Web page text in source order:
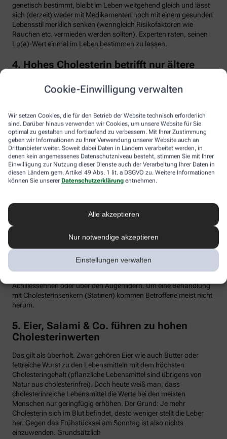
Cookie-Einwilligung verwalten
Wir setzen Cookies, die für den Betrieb der Website technisch erforderlich
sind. Darüber hinaus verwenden wir Cookies, um unsere Website für Sie
optimal zu gestalten und fortlaufend zu verbessern. Mit Ihrer Zustimmung
geben wir Informationen zu Ihrer Verwendung unserer Website auch an
Drittanbieter weiter. Soweit dabei Daten in Ländern verarbeitet werden, in
denen kein angemessenes Datenschutzniveau besteht, stimmen Sie mit Ihrer
Einwilligung zur Nutzung dieser Dienste auch der Verarbeitung Ihrer Daten in
diesen Ländern gem. Artikel 49 Abs. 1 lit. a DSGVO zu. Weitere Informationen
können Sie unserer Datenschutzerklärung entnehmen.
Alle akzeptieren
Nur notwendige akzeptieren
Einstellungen verwalten
genetisch bestimmt, bleibt im Leben weitgehend gleich und lässt
sich (derzeit) weder mit Medikamenten noch mit einem gesunden
Lebensstil merklich senken (wenngleich Risikofaktoren wie
Rauchen etc. vermieden werden sollten). Experten raten, seinen
Lp(a)-Wert einmal im Leben bestimmen zu lassen.
4. Hohes Cholesterin betrifft nur ältere
Falsch. Zwar steigt das Risiko für erhöhte Cholesterinwerte mit
Hypercholesterinämie (FH) haben jedoch schon von Geburt an
erhöhte Blutfettwerte. Bei der erblich bedingten
Stoffwechselerkrankung sammelt sich durch einen Gendefekt
sehr viel LDL-Cholesterin im Blut an (über 190 bis 500 mg/dl) und
lagert sich an den Wänden der Arterien und Venen ab. Betroffene
entwickeln oft schon im jungen Erwachsenenalter eine
Arteriosklerose.
bis zur Menopause durch Hormone besser geschützt, bei ihnen
sind es rund 30 Prozent bis zum Alter von 60 Jahren. Die familiäre
Hypercholesterinämie kommt bei etwa einer von 300 Personen
vor. Sind in der Familie Fälle von frühen Herzinfarkten, Stents oder
Bypass-Operationen bekannt, sollte man sein Cholesterin
dringend überprüfen lassen. Anzeichen können auch gelbliche
Achillessehnen oder über den Augenlidern. Um eine Behandlung
mit Cholesterinsenkern (Statinen) kommen Betroffene meist nicht
herum.
5. Eier, Salami & Co. führen zu hohen
Cholesterinwerten
Das gilt als überholt. Zwar gehören Eier wie auch Butter oder
fettreiche Wurst zu den Lebensmitteln mit dem höchsten
Cholesteringehalt (pflanzliche Lebensmittel sind übrigens von
Natur aus cholesterinfrei). Doch heute weiß man, dass
cholesterinreiche Lebensmittel die Werte bei den meisten
Menschen nur geringfügig erhöhen. Der Grund: Je mehr
Cholesterin sich im Blut befindet, desto weniger stellt die Leber
her. Gegen das Frühstücksei am Sonntag ist also nichts
einzuwenden. Grundsätzlich